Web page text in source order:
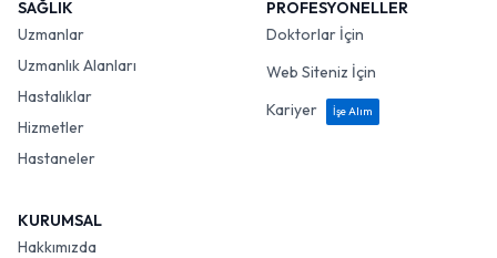
SAĞLIK
Uzmanlar
Uzmanlık Alanları
Hastalıklar
Hizmetler
Hastaneler
PROFESYONELLER
Doktorlar İçin
Web Siteniz İçin
Kariyer
İşe Alım
KURUMSAL
Hakkımızda